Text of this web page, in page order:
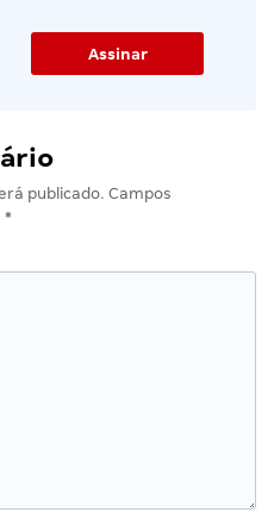
publicado. Campos
*